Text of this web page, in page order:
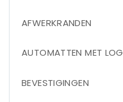
AFWERKRANDEN
AUTOMATTEN MET
BEVESTIGINGEN